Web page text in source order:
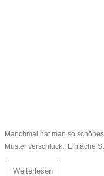
Manchmal hat man so
Muster verschluckt. Einfache
Weiterlesen